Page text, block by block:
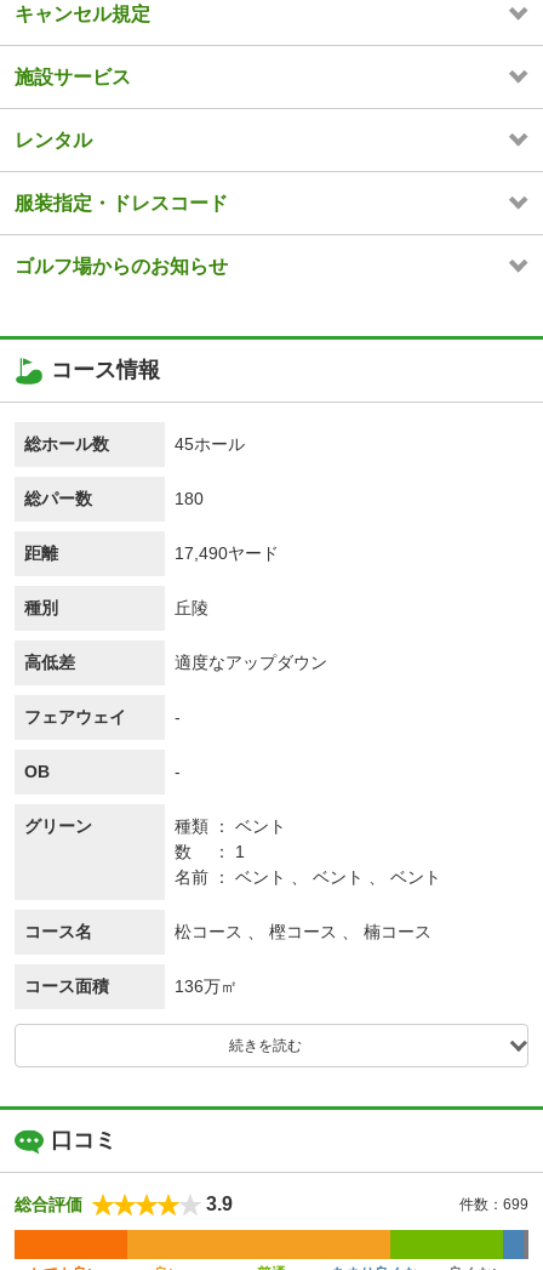
キャンセル規定
施設サービス
レンタル
服装指定・ドレスコード
ゴルフ場からのお知らせ
コース情報
総ホール数 45ホール
総パー数 180
距離 17,490ヤード
種別 丘陵
高低差 適度なアップダウン
フェアウェイ -
OB -
グリーン 種類
ベント
数
1
名前
ベント 、 ベント 、 ベント
コース名 松コース 、 樫コース 、 楠コース
コース面積 136万㎡
続きを読む
口コミ
総合評価 3.9 件数：699